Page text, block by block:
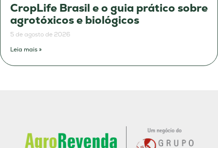
CropLife Brasil e o guia prático sobre
agrotóxicos e biológicos
5 de agosto de 2026
Leia mais »